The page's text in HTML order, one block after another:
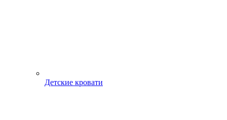
Детские кровати